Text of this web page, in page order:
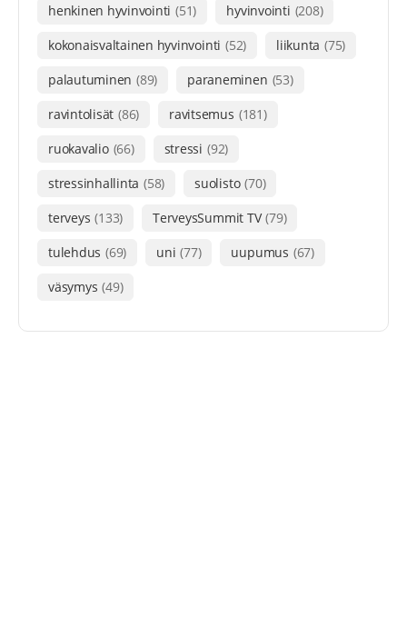
henkinen hyvinvointi (51) hyvinvointi (208)
kokonaisvaltainen hyvinvointi (52) liikunta (75)
palautuminen (89) paraneminen (53)
ravintolisät (86) ravitsemus (181)
ruokavalio (66) stressi (92)
stressinhallinta (58) suolisto (70)
terveys (133) TerveysSummit TV (79)
tulehdus (69) uni (77) uupumus (67)
väsymys (49)